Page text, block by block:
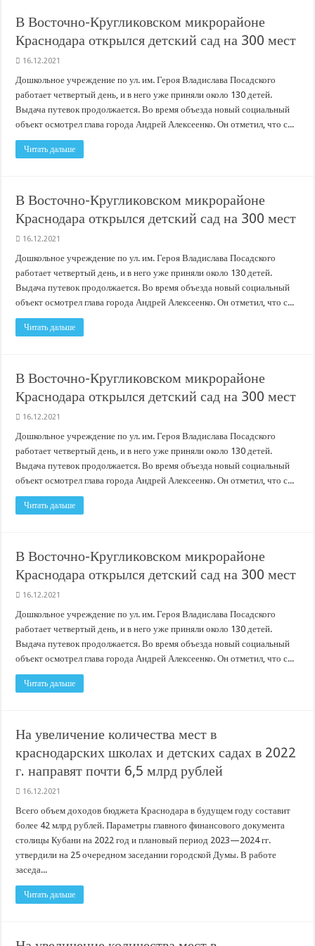
Важные правила обращения в вашу страховую компанию
В городах и районах Кубани отметили День России
В Восточно-Кругликовском микрорайоне
Краснодара открылся детский сад на 300 мест
16.12.2021
Дошкольное учреждение по ул. им. Героя Владислава Посадского
работает четвертый день, и в него уже приняли около 130 детей.
Выдача путевок продолжается. Во время объезда новый социальный
объект осмотрел глава города Андрей Алексеенко. Он отметил, что с...
Читать дальше
В Восточно-Кругликовском микрорайоне
Краснодара открылся детский сад на 300 мест
16.12.2021
Дошкольное учреждение по ул. им. Героя Владислава Посадского
работает четвертый день, и в него уже приняли около 130 детей.
Выдача путевок продолжается. Во время объезда новый социальный
объект осмотрел глава города Андрей Алексеенко. Он отметил, что с...
Читать дальше
В Восточно-Кругликовском микрорайоне
Краснодара открылся детский сад на 300 мест
16.12.2021
Дошкольное учреждение по ул. им. Героя Владислава Посадского
работает четвертый день, и в него уже приняли около 130 детей.
Выдача путевок продолжается. Во время объезда новый социальный
объект осмотрел глава города Андрей Алексеенко. Он отметил, что с...
Читать дальше
В Восточно-Кругликовском микрорайоне
Краснодара открылся детский сад на 300 мест
16.12.2021
Дошкольное учреждение по ул. им. Героя Владислава Посадского
работает четвертый день, и в него уже приняли около 130 детей.
Выдача путевок продолжается. Во время объезда новый социальный
объект осмотрел глава города Андрей Алексеенко. Он отметил, что с...
Читать дальше
На увеличение количества мест в
краснодарских школах и детских садах в 2022
г. направят почти 6,5 млрд рублей
16.12.2021
Всего объем доходов бюджета Краснодара в будущем году составит
более 42 млрд рублей. Параметры главного финансового документа
столицы Кубани на 2022 год и плановый период 2023—2024 гг.
утвердили на 25 очередном заседании городской Думы. В работе
заседа...
Читать дальше